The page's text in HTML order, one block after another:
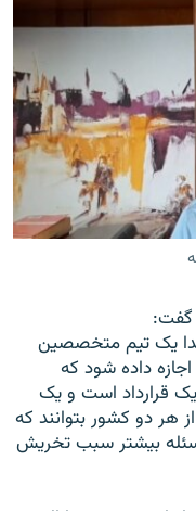
گفت:
یک تیم متخصصین
داده شود که
قرارداد است و یک
دو کشور بتوانند که
بیشتر سبب تخریش